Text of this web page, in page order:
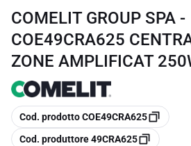
COMELIT GROUP SPA -
COE49CRA625
ZONE AMPLIFICAT
copia
Cod. prodotto COE49CRA625
copia
Cod. produttore 49CRA625